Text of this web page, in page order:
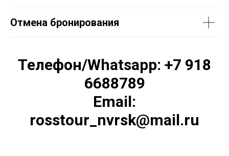
Отмена бронирования
Телефон/Whatsapp: +7 918
6688789
Email:
rosstour_nvrsk@mail.ru